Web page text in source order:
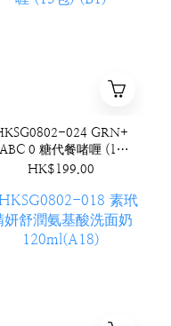
024 GRN+
ABC 0 糖代餐啫喱 (15
包) (B1)
HK$199.00